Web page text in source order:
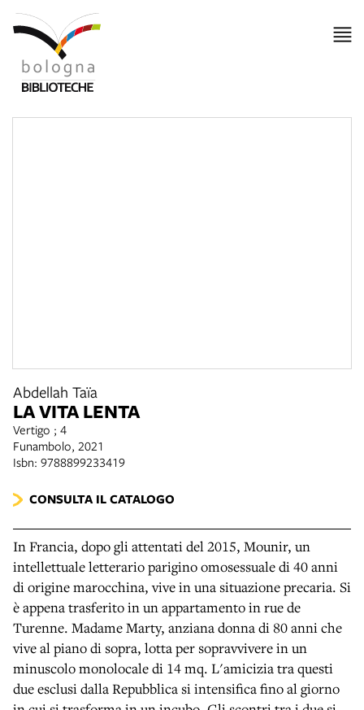
Abdellah Taïa
LA VITA LENTA
Vertigo ; 4
Funambolo, 2021
Isbn: 9788899233419
CONSULTA IL CATALOGO
In Francia, dopo gli attentati del 2015, Mounir, un
intellettuale letterario parigino omosessuale di 40 anni
di origine marocchina, vive in una situazione precaria. Si
è appena trasferito in un appartamento in rue de
Turenne. Madame Marty, anziana donna di 80 anni che
vive al piano di sopra, lotta per sopravvivere in un
minuscolo monolocale di 14 mq. L'amicizia tra questi
due esclusi dalla Repubblica si intensifica fino al giorno